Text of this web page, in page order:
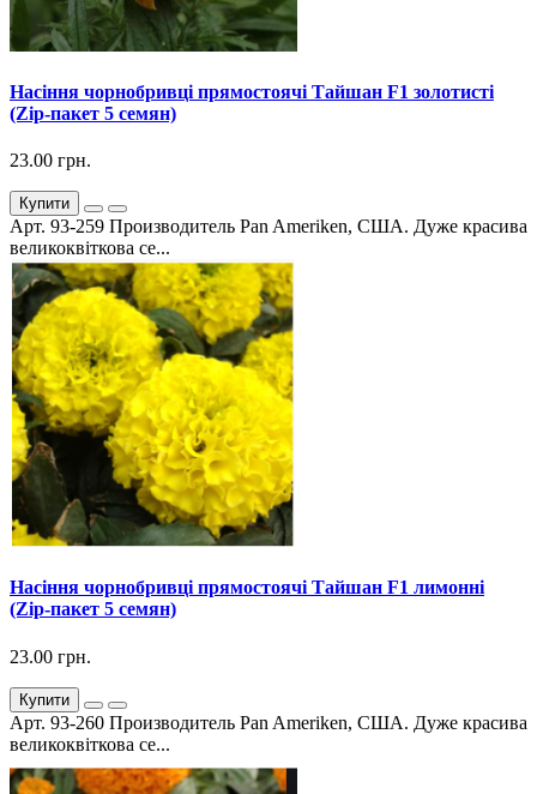
Насіння чорнобривці прямостоячі Тайшан F1 золотисті
(Zip-пакет 5 семян)
23.00 грн.
Купити
Арт. 93-259 Производитель Pan Ameriken, США. Дуже красива
великоквіткова се...
Насіння чорнобривці прямостоячі Тайшан F1 лимонні
(Zip-пакет 5 семян)
23.00 грн.
Купити
Арт. 93-260 Производитель Pan Ameriken, США. Дуже красива
великоквіткова се...